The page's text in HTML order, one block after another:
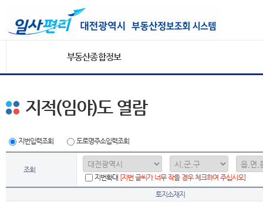
부동산종합정보
지적(임야)도 열람
지번입력조회 도로명주소입력조회
조회
지번확대 [지번 글씨가 너무 작을 경우 체크하여 주십시오]
토지소재지